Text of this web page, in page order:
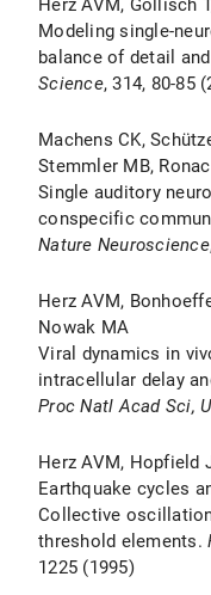
Herz AVM, Gollisch
Modeling single-
balance of detail
Science, 314, 80-85
Machens CK,
Stemmler MB,
Single auditory
conspecific
Nature Neuroscience
Herz AVM,
Nowak MA
Viral dynamics in
intracellular delay
Proc Natl Acad Sci,
Herz AVM, Hopfield
Earthquake cycles
Collective
threshold elements.
1225 (1995)